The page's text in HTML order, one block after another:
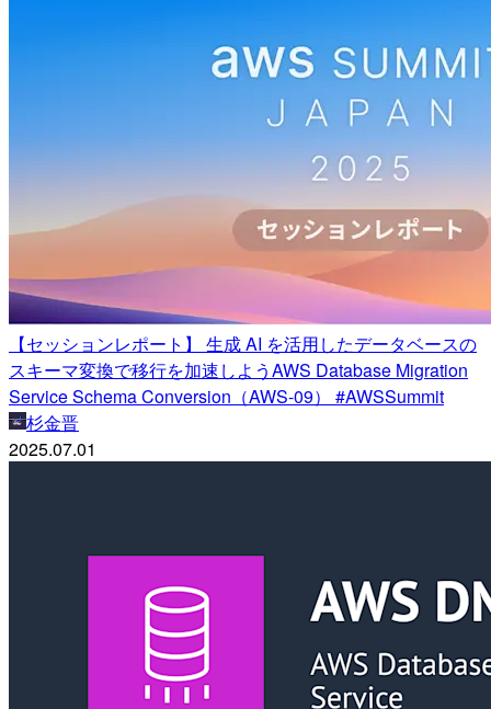
【セッションレポート】 生成 AI を活用したデータベースの
スキーマ変換で移行を加速しようAWS Database Migration
Service Schema Conversion（AWS-09） #AWSSummit
杉金晋
2025.07.01